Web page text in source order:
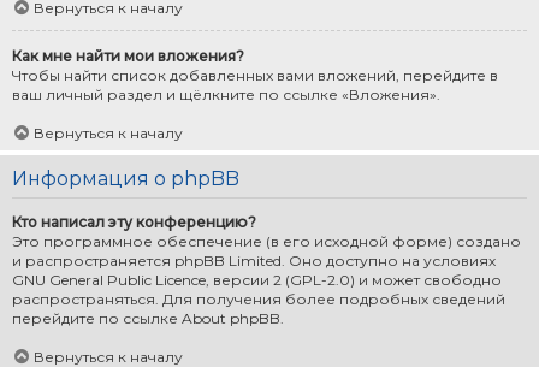
Вернуться к началу
Как мне найти мои вложения?
Чтобы найти список добавленных вами вложений, перейдите в
ваш личный раздел и щёлкните по ссылке «Вложения».
Вернуться к началу
Информация о phpBB
Кто написал эту конференцию?
Это программное обеспечение (в его исходной форме) создано
и распространяется phpBB Limited. Оно доступно на условиях
GNU General Public Licence, версии 2 (GPL-2.0) и может свободно
распространяться. Для получения более подробных сведений
перейдите по ссылке About phpBB.
Вернуться к началу